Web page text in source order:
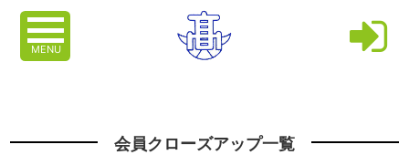
MENU
会員クローズアップ一覧